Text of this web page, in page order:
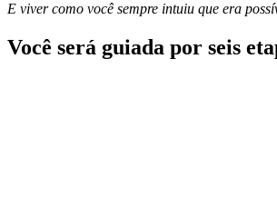
E viver como você sempre intuiu que era
Você será guiada por seis